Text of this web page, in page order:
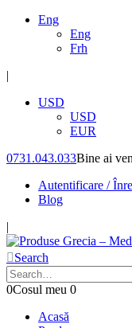
Eng
Eng
Frh
|
USD
USD
EUR
0731.043.033Bine ai
Autentificare /
Blog
|
Search
0Cosul meu 0
Acasă